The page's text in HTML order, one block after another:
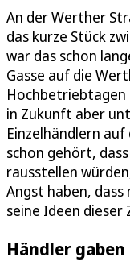
An der Werther
das kurze Stück
war das schon
Gasse auf die
Hochbetriebtagen
in Zukunft aber
Einzelhändlern
schon gehört,
rausstellen
Angst haben,
seine Ideen
Händler